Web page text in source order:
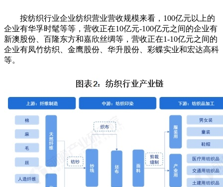
按纺织行业企业纺织营业营收规模来看，100亿元以上的
企业有华孚时髦等等，营收正在10亿元-100亿元之间的企业有
新澳股份、百隆东方和嘉欣丝绸等，营收正在1-10亿元之间的
企业有凤竹纺织、金鹰股份、华升股份、彩蝶实业和宏达高科
等。